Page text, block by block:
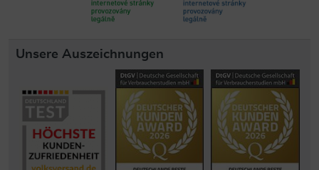
Unsere Auszeichnungen